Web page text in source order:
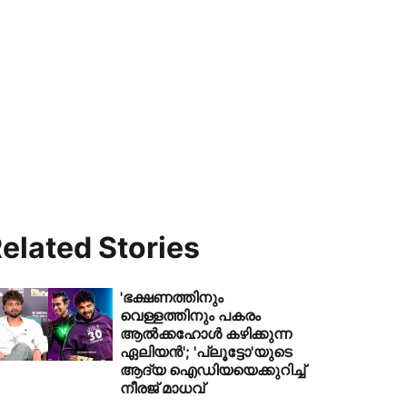
Stories
'ഭക്ഷണത്തിനും
വെള്ളത്തിനും പകരം
ആൽക്കഹോൾ കഴിക്കുന്ന
ഏലിയൻ'; 'പ്ലൂട്ടോ'യുടെ
ആദ്യ ഐഡിയയെക്കുറിച്ച്
നീരജ് മാധവ്